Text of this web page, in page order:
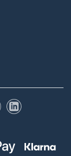
YouTubeLinkedIn